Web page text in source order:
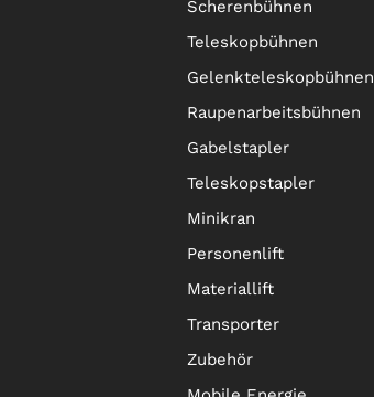
Scherenbühnen
Teleskopbühnen
Gelenkteleskopbühnen
Raupenarbeitsbühnen
Gabelstapler
Teleskopstapler
Minikran
Personenlift
Materiallift
Transporter
Zubehör